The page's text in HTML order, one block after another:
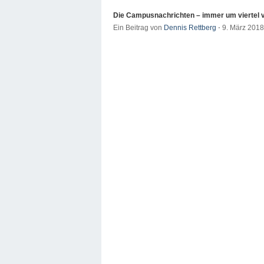
Die Campusnachrichten – immer um viertel
Ein Beitrag von Dennis Rettberg ⋅ 9. März 2018